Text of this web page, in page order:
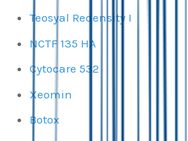
Teosyal Redensity I
NCTF 135 HA
Cytocare 532
Xeomin
Botox